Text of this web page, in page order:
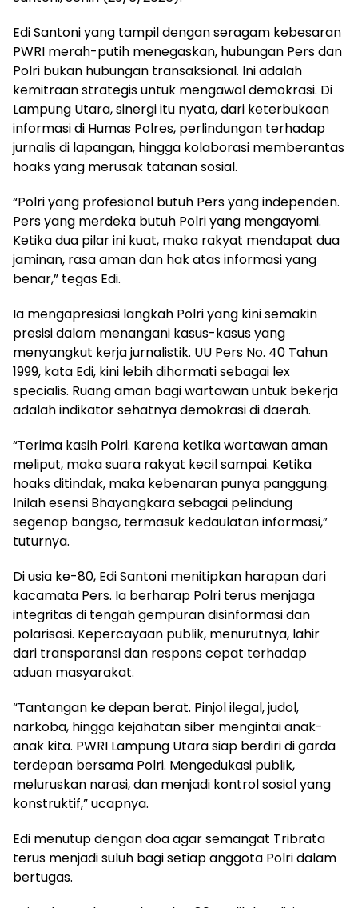
Edi Santoni yang tampil dengan seragam kebesaran
PWRI merah-putih menegaskan, hubungan Pers dan
Polri bukan hubungan transaksional. Ini adalah
kemitraan strategis untuk mengawal demokrasi. Di
Lampung Utara, sinergi itu nyata, dari keterbukaan
informasi di Humas Polres, perlindungan terhadap
jurnalis di lapangan, hingga kolaborasi memberantas
hoaks yang merusak tatanan sosial.
“Polri yang profesional butuh Pers yang independen.
Pers yang merdeka butuh Polri yang mengayomi.
Ketika dua pilar ini kuat, maka rakyat mendapat dua
jaminan, rasa aman dan hak atas informasi yang
benar,” tegas Edi.
Ia mengapresiasi langkah Polri yang kini semakin
presisi dalam menangani kasus-kasus yang
menyangkut kerja jurnalistik. UU Pers No. 40 Tahun
1999, kata Edi, kini lebih dihormati sebagai lex
specialis. Ruang aman bagi wartawan untuk bekerja
adalah indikator sehatnya demokrasi di daerah.
“Terima kasih Polri. Karena ketika wartawan aman
meliput, maka suara rakyat kecil sampai. Ketika
hoaks ditindak, maka kebenaran punya panggung.
Inilah esensi Bhayangkara sebagai pelindung
segenap bangsa, termasuk kedaulatan informasi,”
tuturnya.
Di usia ke-80, Edi Santoni menitipkan harapan dari
kacamata Pers. Ia berharap Polri terus menjaga
integritas di tengah gempuran disinformasi dan
polarisasi. Kepercayaan publik, menurutnya, lahir
dari transparansi dan respons cepat terhadap
aduan masyarakat.
“Tantangan ke depan berat. Pinjol ilegal, judol,
narkoba, hingga kejahatan siber mengintai anak-
anak kita. PWRI Lampung Utara siap berdiri di garda
terdepan bersama Polri. Mengedukasi publik,
meluruskan narasi, dan menjadi kontrol sosial yang
konstruktif,” ucapnya.
Edi menutup dengan doa agar semangat Tribrata
terus menjadi suluh bagi setiap anggota Polri dalam
bertugas.